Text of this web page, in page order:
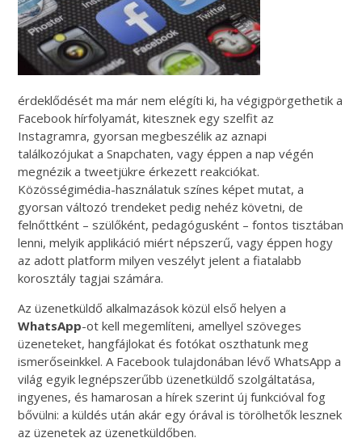
érdeklődését ma már nem elégíti ki, ha végigpörgethetik a
Facebook hírfolyamát, kitesznek egy szelfit az
Instagramra, gyorsan megbeszélik az aznapi
találkozójukat a Snapchaten, vagy éppen a nap végén
megnézik a tweetjükre érkezett reakciókat.
Közösségimédia-használatuk színes képet mutat, a
gyorsan változó trendeket pedig nehéz követni, de
felnőttként – szülőként, pedagógusként – fontos tisztában
lenni, melyik applikáció miért népszerű, vagy éppen hogy
az adott platform milyen veszélyt jelent a fiatalabb
korosztály tagjai számára.
Az üzenetküldő alkalmazások közül első helyen a
WhatsApp-ot kell megemlíteni, amellyel szöveges
üzeneteket, hangfájlokat és fotókat oszthatunk meg
ismerőseinkkel. A Facebook tulajdonában lévő WhatsApp a
világ egyik legnépszerűbb üzenetküldő szolgáltatása,
ingyenes, és hamarosan a hírek szerint új funkcióval fog
bővülni: a küldés után akár egy órával is törölhetők lesznek
az üzenetek az üzenetküldőben.